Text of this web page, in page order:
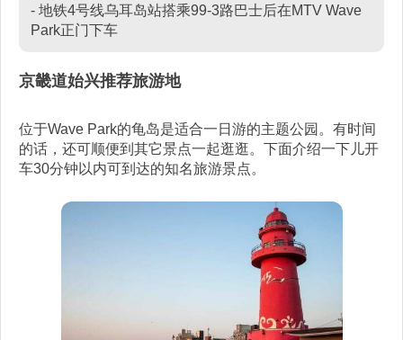
- 地铁4号线乌耳岛站搭乘99-3路巴士后在MTV Wave
Park正门下车
京畿道始兴推荐旅游地
位于Wave Park的龟岛是适合一日游的主题公园。有时间
的话，还可顺便到其它景点一起逛逛。下面介绍一下儿开
车30分钟以内可到达的知名旅游景点。